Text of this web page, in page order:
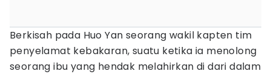
Berkisah pada Huo Yan seorang wakil kapten tim
penyelamat kebakaran, suatu ketika ia menolong
seorang ibu yang hendak melahirkan di dari dalam